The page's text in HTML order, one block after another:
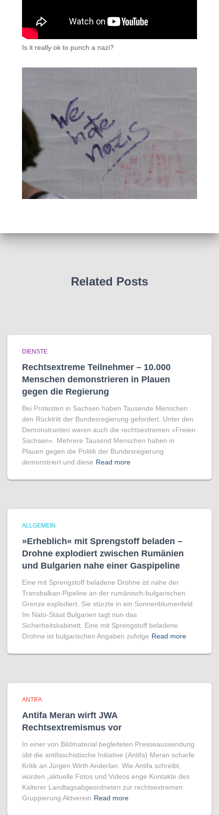
Is it really ok to punch a nazi?
Related Posts
DIENSTE
Rechtsextreme Teilnehmer – 10.000
Menschen demonstrieren in Plauen
gegen die Regierung
Bei Protesten in Sachsen haben Tausende Menschen
den Rücktritt der Bundesregierung gefordert. Unter den
Demonstranten waren auch die rechtsextremen »Freien
Sachsen«. Mehrere Tausend Menschen haben in
Plauen gegen die Politik der Bundesregierung
demonstriert und diese Read more
ALLGEMEIN
»Erheblich« mit Sprengstoff beladen –
Drohne explodiert zwischen Rumänien
und Bulgarien nahe einer Gaspipeline
Eine mit Sprengstoff beladene Drohne ist nahe der
Transbalkan-Pipeline an der rumänisch-bulgarischen
Grenze explodiert. Sie stürzte in ein Sonnenblumenfeld.
Im Nato-Staat Bulgarien tagt nun das
Sicherheitskabinett. Eine mit Sprengstoff beladene
Drohne ist bulgarischen Angaben zufolge Read more
ANTIFA
Antifa Meran wirft JWA
Rechtsextremismus vor
In einer von Bildmaterial begleiteten Presseaussendung
übt die antifaschistische Initiative (Antifa) Meran scharfe
Kritik an Jürgen Wirth Anderlan. Wie Antifa schreibt,
würden „aktuelle Fotos und Videos enge Kontakte des
Kalterer Landtagsabgeordneten zur rechtsextremen
Gruppierung Aktverein Read more